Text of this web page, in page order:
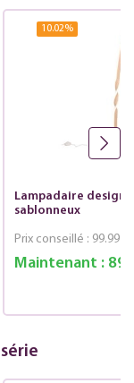
10.02%
Lampadaire design
sablonneux
Maintenant :
Prix conseillé : 99.99 €